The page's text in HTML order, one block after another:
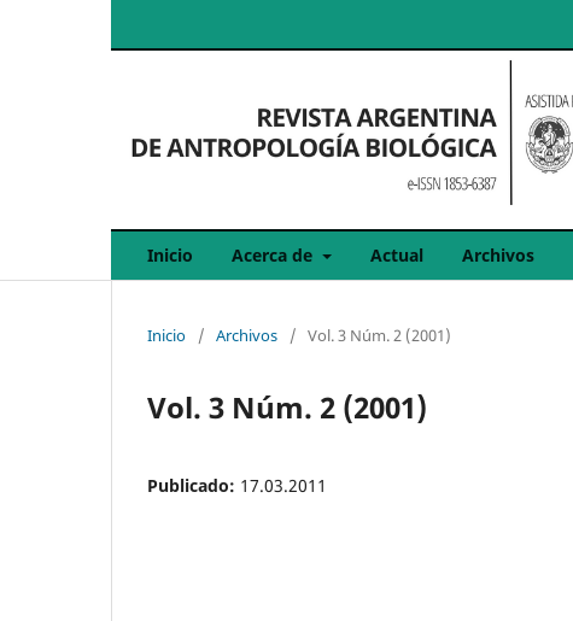
Inicio Acerca de Actual Archivos
Inicio / Archivos / Vol. 3 Núm. 2 (2001)
Vol. 3 Núm. 2 (2001)
Publicado: 17.03.2011